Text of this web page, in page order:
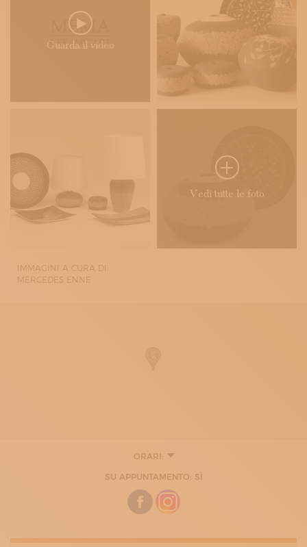
Guarda il video
Vedi tutte le foto
IMMAGINI A CURA DI:
MERCEDES ENNE
ORARI:
MARTEDÌ
MERCOLEDÌ
GIOVEDÌ
VENERDÌ
SU APPUNTAMENTO: SÌ